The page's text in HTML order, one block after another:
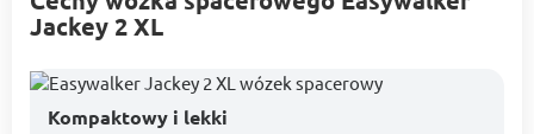
Jackey 2 XL
Kompaktowy i lekki